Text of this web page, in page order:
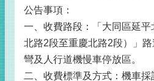
公告事項：
一、收費路段：「大同區延
北路2段至重慶北路2段）」
彎及人行道機慢車停放區。
二、收費標準及方式：機車